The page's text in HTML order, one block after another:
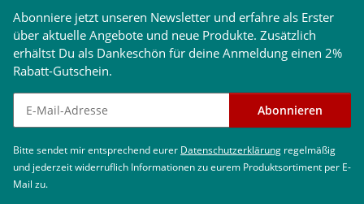
Abonniere jetzt unseren Newsletter und erfahre als Erster
über aktuelle Angebote und neue Produkte. Zusätzlich
erhältst Du als Dankeschön für deine Anmeldung einen 2%
Rabatt-Gutschein.
Newsletter abonnieren Abonnieren
Bitte sendet mir entsprechend eurer Datenschutzerklärung regelmäßig
und jederzeit widerruflich Informationen zu eurem Produktsortiment per E-
Mail zu.